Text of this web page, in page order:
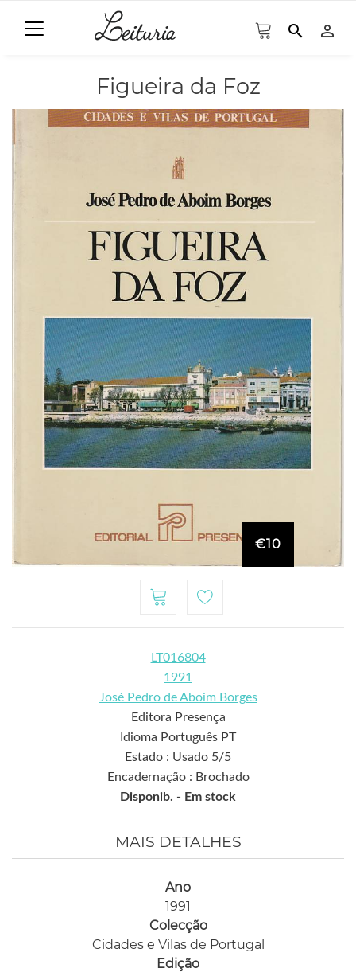
search person_outline
Figueira da Foz
€10
LT016804
1991
José Pedro de Aboim Borges
Editora Presença
Idioma Português PT
Estado : Usado 5/5
Encadernação : Brochado
Disponib. - Em stock
MAIS DETALHES
Ano
1991
Colecção
Cidades e Vilas de Portugal
Edição